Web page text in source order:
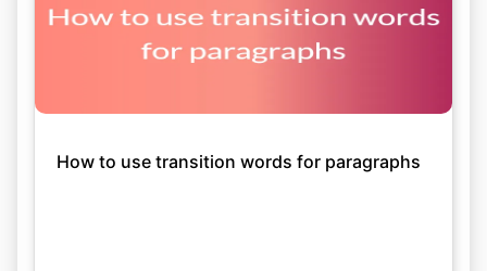
How to use transition words for paragraphs